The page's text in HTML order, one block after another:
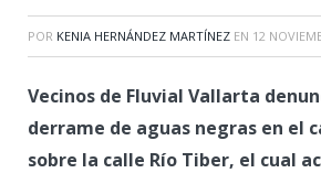
POR KENIA HERNÁNDEZ MARTÍNEZ EN 12
Vecinos de Fluvial Vallarta
derrame de aguas negras en el
sobre la calle Río Tiber, el cual